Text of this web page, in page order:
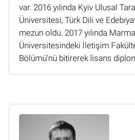
var. 2016 yılında Kyiv Ulusal
Üniversitesi, Türk Dili ve
mezun oldu. 2017 yılında
Üniversitesindeki İletişim
Bölümü'nü bitirerek lisans